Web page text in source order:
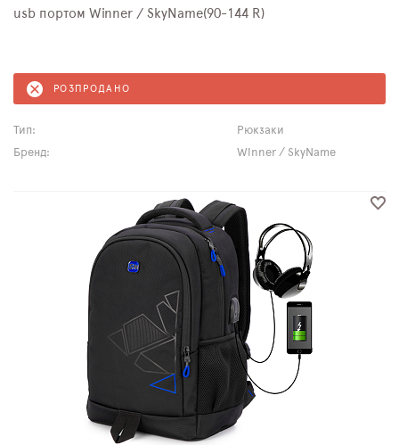
usb портом Winner / SkyName(90-144 R)
РОЗПРОДАНО
Тип:
Рюкзаки
Бренд:
Winner / SkyName